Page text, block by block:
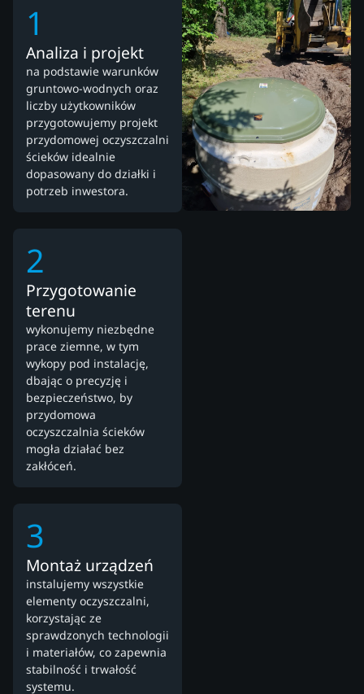
1
Analiza i projekt
na podstawie warunków
gruntowo-wodnych oraz
liczby użytkowników
przygotowujemy projekt
przydomowej oczyszczalni
ścieków idealnie
dopasowany do działki i
potrzeb inwestora.
2
Przygotowanie
terenu
wykonujemy niezbędne
prace ziemne, w tym
wykopy pod instalację,
dbając o precyzję i
bezpieczeństwo, by
przydomowa
oczyszczalnia ścieków
mogła działać bez
zakłóceń.
3
Montaż urządzeń
instalujemy wszystkie
elementy oczyszczalni,
korzystając ze
sprawdzonych technologii
i materiałów, co zapewnia
stabilność i trwałość
systemu.